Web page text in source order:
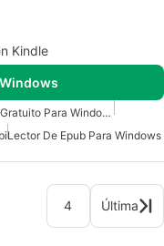
Kindle
Lector De Libros Gratuito Para Windows
Lector De Epub Para Windows
4 Última